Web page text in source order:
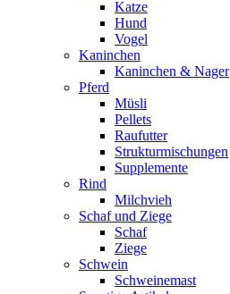
Katze
Hund
Vogel
Kaninchen
Kaninchen & Nager
Pferd
Müsli
Pellets
Raufutter
Strukturmischungen
Supplemente
Rind
Milchvieh
Schaf und Ziege
Schaf
Ziege
Schwein
Schweinemast